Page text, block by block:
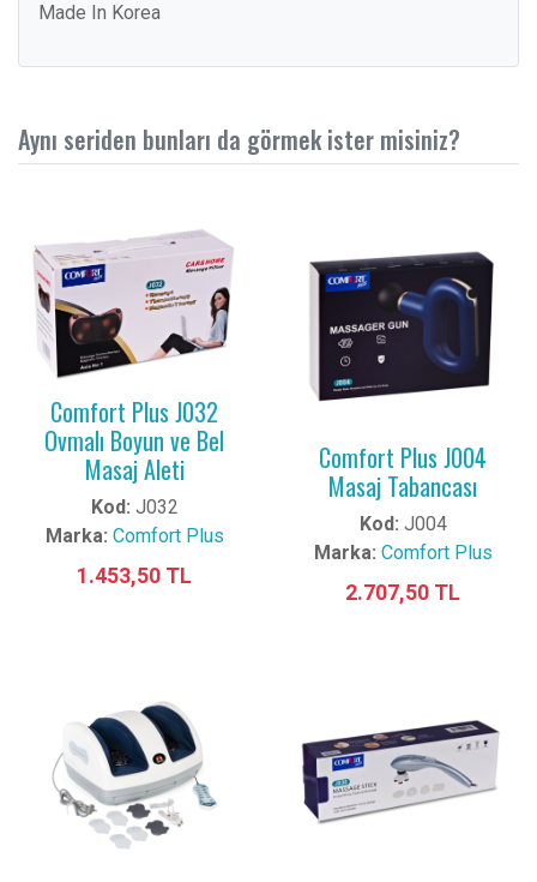
Made In Korea
Aynı seriden bunları da görmek ister misiniz?
Comfort Plus J032
Ovmalı Boyun ve Bel
Masaj Aleti
Kod: J032
Marka: Comfort Plus
1.453,50 TL
Comfort Plus J004
Masaj Tabancası
Kod: J004
Marka: Comfort Plus
2.707,50 TL